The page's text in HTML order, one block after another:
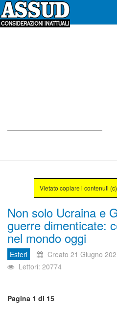
Vietato copiare i contenuti
Non solo Ucraina e
guerre dimenticate:
nel mondo oggi
Esteri
Creato 21 Giugno
Lettori: 20774
Pagina 1 di 15